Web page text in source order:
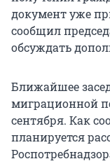
документ уже
сообщил
обсуждать
Ближайшее
миграционной
сентября. Как
планируется